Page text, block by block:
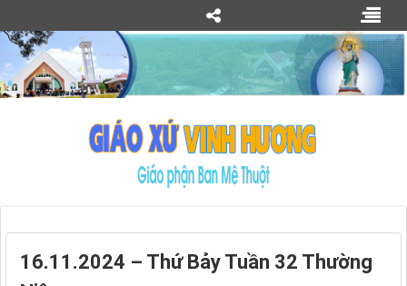
16.11.2024 – Thứ Bảy Tuần 32 Thường